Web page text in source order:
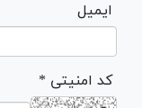
ایمیل
* کد امنیتی